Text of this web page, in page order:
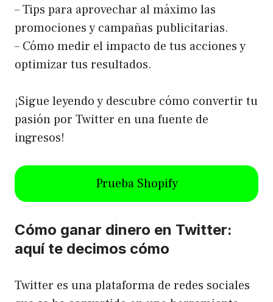
– Tips para aprovechar al máximo las
promociones y campañas publicitarias.
– Cómo medir el impacto de tus acciones y
optimizar tus resultados.
¡Sigue leyendo y descubre cómo convertir tu
pasión por Twitter en una fuente de
ingresos!
Prueba Shopify
Cómo ganar dinero en Twitter:
aquí te decimos cómo
Twitter es una plataforma de redes sociales